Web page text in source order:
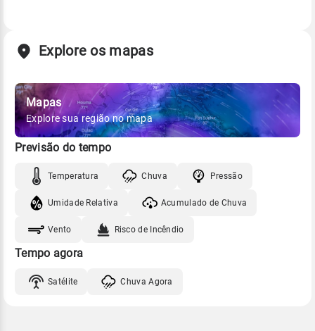
Explore os mapas
Mapas
Explore sua região no mapa
Previsão do tempo
Temperatura Chuva Pressão
Umidade Relativa Acumulado de Chuva
Vento Risco de Incêndio
Tempo agora
Satélite Chuva Agora